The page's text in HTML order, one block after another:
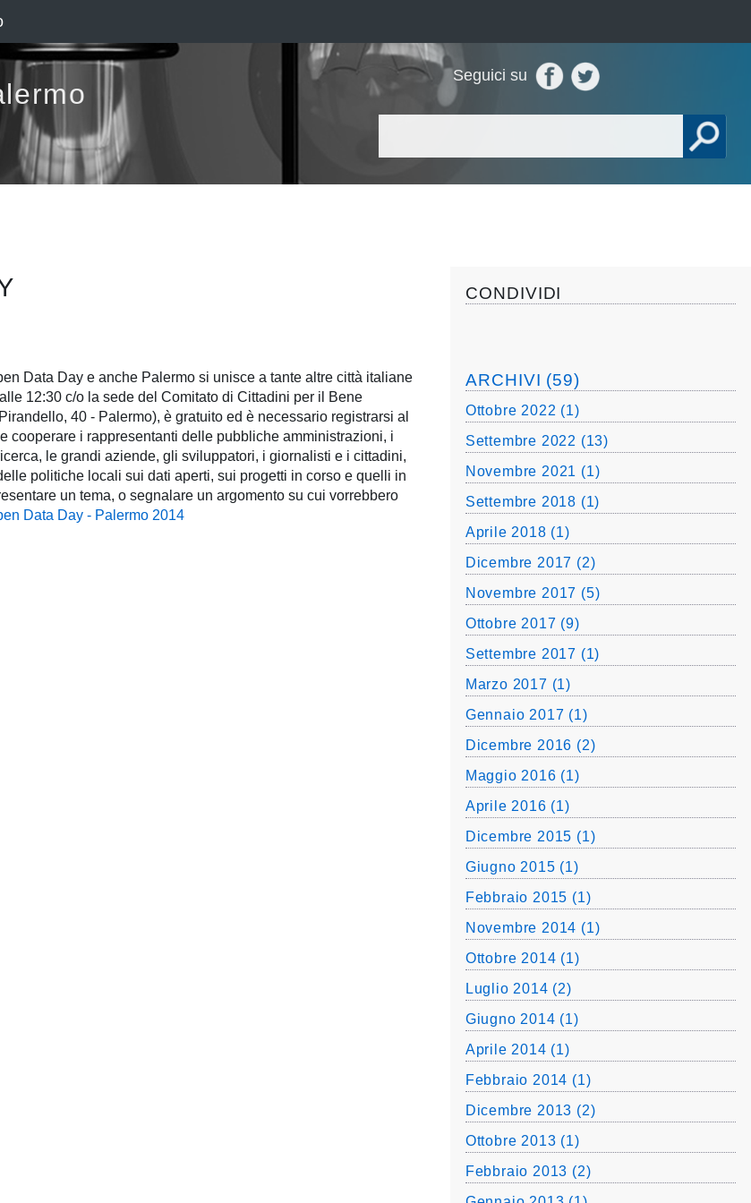
Seguici su
Data Day e anche Palermo si unisce a tante altre città italiane
12:30 c/o la sede del Comitato di Cittadini per il Bene
40 - Palermo), è gratuito ed è necessario registrarsi al
cooperare i rappresentanti delle pubbliche amministrazioni, i
le grandi aziende, gli sviluppatori, i giornalisti e i cittadini,
politiche locali sui dati aperti, sui progetti in corso e quelli in
un tema, o segnalare un argomento su cui vorrebbero
Data Day - Palermo 2014
CONDIVIDI
ARCHIVI (59)
Ottobre 2022 (1)
Settembre 2022 (13)
Novembre 2021 (1)
Settembre 2018 (1)
Aprile 2018 (1)
Dicembre 2017 (2)
Novembre 2017 (5)
Ottobre 2017 (9)
Settembre 2017 (1)
Marzo 2017 (1)
Gennaio 2017 (1)
Dicembre 2016 (2)
Maggio 2016 (1)
Aprile 2016 (1)
Dicembre 2015 (1)
Giugno 2015 (1)
Febbraio 2015 (1)
Novembre 2014 (1)
Ottobre 2014 (1)
Luglio 2014 (2)
Giugno 2014 (1)
Aprile 2014 (1)
Febbraio 2014 (1)
Dicembre 2013 (2)
Ottobre 2013 (1)
Febbraio 2013 (2)